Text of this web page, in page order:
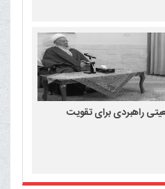
راهبردی برای تقویت